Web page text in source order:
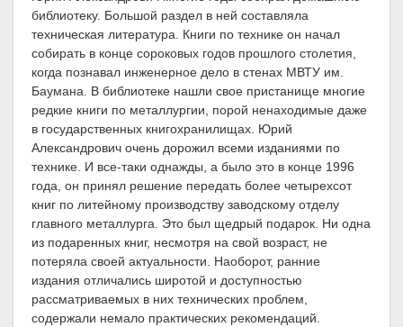
библиотеку. Большой раздел в ней составляла
техническая литература. Книги по технике он начал
собирать в конце сороковых годов прошлого столетия,
когда познавал инженерное дело в стенах МВТУ им.
Баумана. В библиотеке нашли свое пристанище многие
редкие книги по металлургии, порой ненаходимые даже
в государственных книгохранилищах. Юрий
Александрович очень дорожил всеми изданиями по
технике. И все-таки однажды, а было это в конце 1996
года, он принял решение передать более четырехсот
книг по литейному производству заводскому отделу
главного металлурга. Это был щедрый подарок. Ни одна
из подаренных книг, несмотря на свой возраст, не
потеряла своей актуальности. Наоборот, ранние
издания отличались широтой и доступностью
рассматриваемых в них технических проблем,
содержали немало практических рекомендаций.